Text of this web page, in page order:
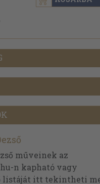
műveinek az
n kapható vagy
listáját itt tekintheti